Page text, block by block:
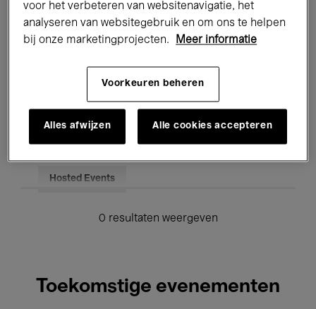
Jazz Klassieke Muziek Global Music
Onderwijs Rondleidingen
Hosted Events
0 resultaten weergeven
Toekomstige evenementen
voor het verbeteren van websitenavigatie, het
analyseren van websitegebruik en om ons te helpen
bij onze marketingprojecten.
Meer informatie
Voorkeuren beheren
Alles afwijzen Alle cookies accepteren